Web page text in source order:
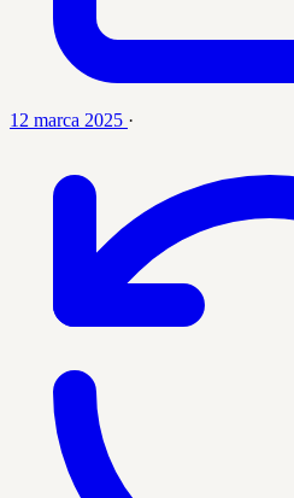
12 marca 2025 ·